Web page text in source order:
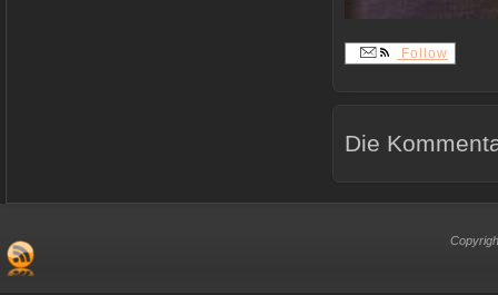
Follow
Die